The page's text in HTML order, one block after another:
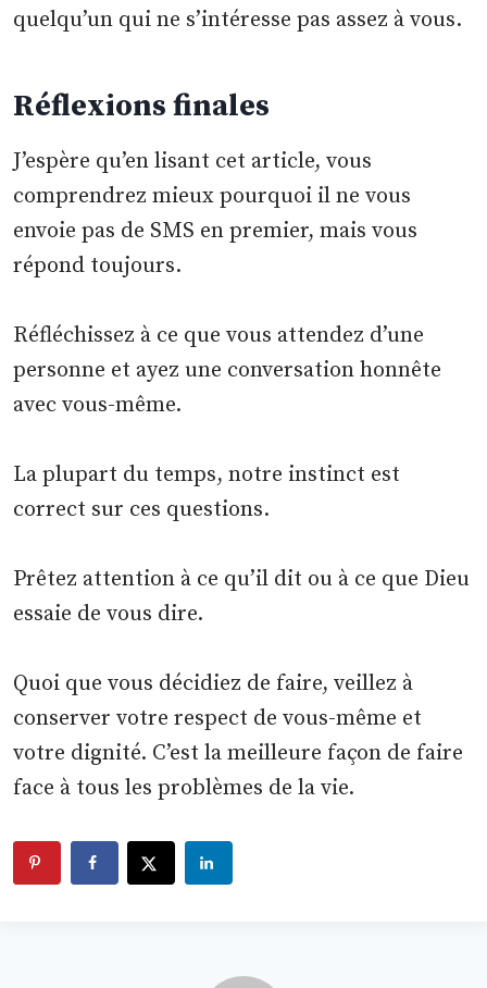
quelqu’un qui ne s’intéresse pas assez à vous.
Réflexions finales
J’espère qu’en lisant cet article, vous
comprendrez mieux pourquoi il ne vous
envoie pas de SMS en premier, mais vous
répond toujours.
Réfléchissez à ce que vous attendez d’une
personne et ayez une conversation honnête
avec vous-même.
La plupart du temps, notre instinct est
correct sur ces questions.
Prêtez attention à ce qu’il dit ou à ce que Dieu
essaie de vous dire.
Quoi que vous décidiez de faire, veillez à
conserver votre respect de vous-même et
votre dignité. C’est la meilleure façon de faire
face à tous les problèmes de la vie.